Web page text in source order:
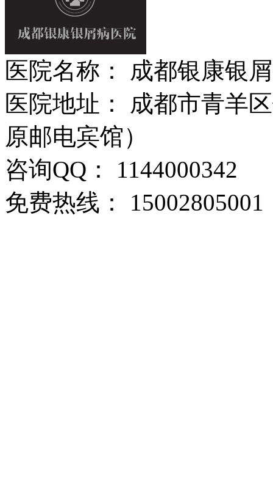
医院名称： 成都银康银
医院地址： 成都市青羊
原邮电宾馆）
咨询QQ： 1144000342
免费热线： 15002805001